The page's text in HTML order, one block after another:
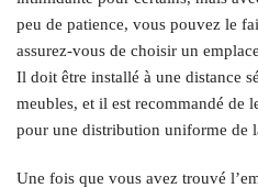
peu de patience, vous pouvez le
assurez-vous de choisir un
Il doit être installé à une distance
meubles, et il est recommandé de
pour une distribution uniforme de
Une fois que vous avez trouvé